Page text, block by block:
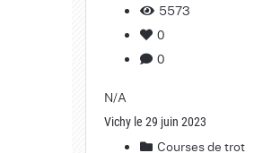
5573
0
0
N/A
Vichy le 29 juin 2023
Courses de trot